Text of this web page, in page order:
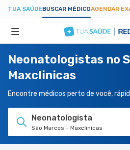
TUA SAÚDEBUSCAR MÉDICOAGENDAR
ESPECIALIDADES
HOSPITAIS
TUASAUDE.COM
Neonatologistas no
Maxclinicas
Encontre médicos perto de você,
Neonatologista
São Marcos - Maxclinicas